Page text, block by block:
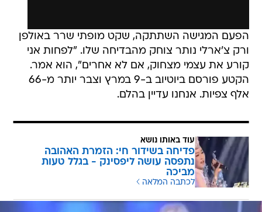
הפעם המגישה השתתקה, שקט מופתי שרר באולפן
ורק צ'ארלי נותר צוחק מהבדיחה שלו. "לפחות אני
קורע את עצמי מצחוק, אם לא אחרים", הוא אמר.
הקטע פורסם ביוטיוב ב-9 במרץ וצבר יותר מ-66
אלף צפיות. אנחנו עדיין בהלם.
עוד באותו נושא
פדיחה בשידור חי: הזמרת האהובה
נתפסה עושה ליפסינק - בגלל טעות
מביכה
לכתבה המלאה